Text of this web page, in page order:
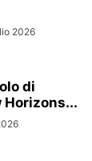
2026
di
Horizons...